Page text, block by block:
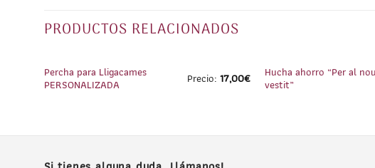
PRODUCTOS RELACIONADOS
Percha para Lligacames
PERSONALIZADA Precio:17,00€ Hucha ahorro “Per al nou
vestit”